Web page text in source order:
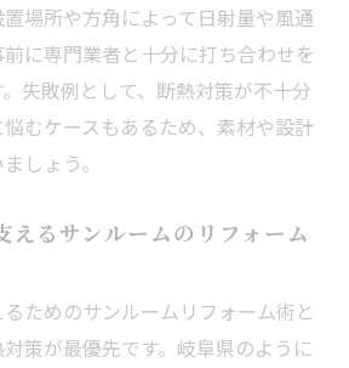
なら生活効率も一段とアップ
で実現する生活効率アップのサ
リフォームが家事をもっと快適
で叶える家族みんなの使いやす
場所や方角によって日射量や風通
に専門業者と十分に打ち合わせを
失敗例として、断熱対策が不十分
むケースもあるため、素材や設計
しょう。
えるサンルームのリフォーム
ためのサンルームリフォーム術と
策が最優先です。岐阜県のように